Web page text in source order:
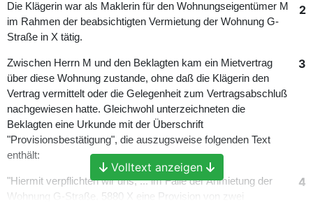
2
Die Klägerin war als Maklerin für den Wohnungseigentümer M
im Rahmen der beabsichtigten Vermietung der Wohnung G-
Straße in X tätig.
3
Zwischen Herrn M und den Beklagten kam ein Mietvertrag
über diese Wohnung zustande, ohne daß die Klägerin den
Vertrag vermittelt oder die Gelegenheit zum Vertragsabschluß
nachgewiesen hatte. Gleichwohl unterzeichneten die
Beklagten eine Urkunde mit der Überschrift
"Provisionsbestätigung", die auszugsweise folgenden Text
enthält:
4
"Hiermit verpflichten wir uns, ... im Falle der Anmietung der
Wohnung G-Straße, 5880 X eine Provision von zwei
Volltext anzeigen